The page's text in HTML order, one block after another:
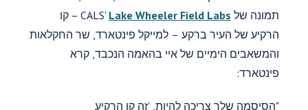
תמונה של CALS' Lake Wheeler Field Labs
– קו
הרקיע של העיר ברקע – למייקל פינטארד, שר החקלאות
והמשאבים הימיים של איי בהאמה הנכבד, קרא
פינטארד:
"הסיסמה שלך צריכה להיות, 'זה קו הרקיע